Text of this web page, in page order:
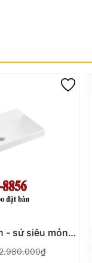
- sứ siêu mỏng